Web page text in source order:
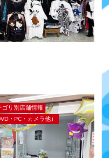
ゴリ別店舗情報
・PC・カメラ他）